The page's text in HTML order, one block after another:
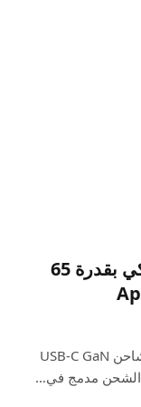
تطلق Nomad محول الطاقة الذكي بقدرة 65
خرجت Nomad بأحدث إبداعاتها اليوم، وهو شاحن USB-C GaN